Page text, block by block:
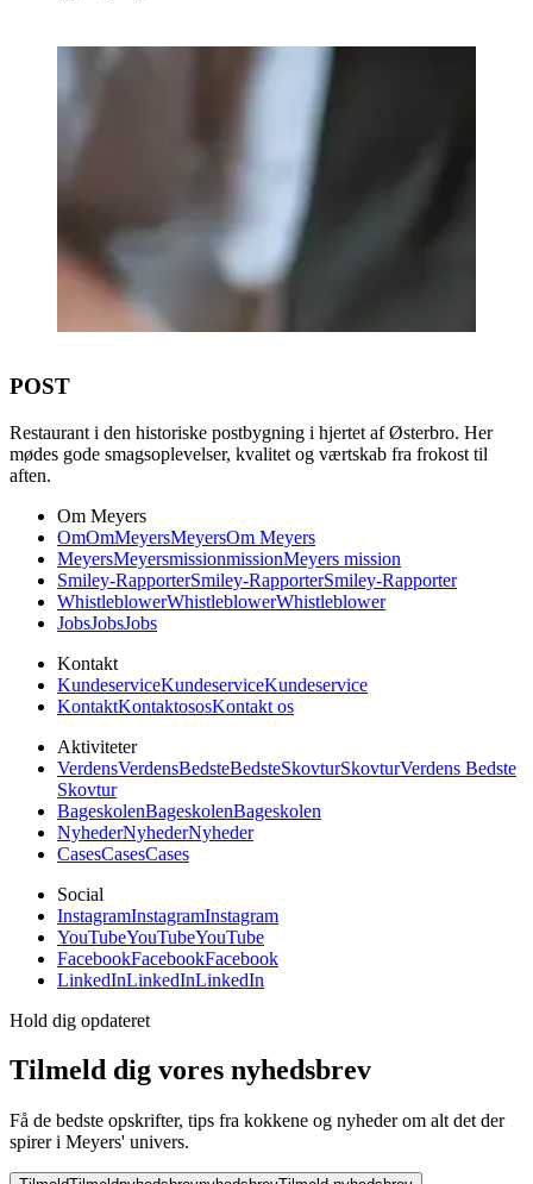
POST
Restaurant i den historiske postbygning i hjertet af Østerbro. Her
mødes gode smagsoplevelser, kvalitet og værtskab fra frokost til
aften.
Om Meyers
OmOmMeyersMeyersOm Meyers
MeyersMeyersmissionmissionMeyers mission
Smiley-RapporterSmiley-RapporterSmiley-Rapporter
WhistleblowerWhistleblowerWhistleblower
JobsJobsJobs
Kontakt
KundeserviceKundeserviceKundeservice
KontaktKontaktososKontakt os
Aktiviteter
VerdensVerdensBedsteBedsteSkovturSkovturVerdens Bedste
Skovtur
BageskolenBageskolenBageskolen
NyhederNyhederNyheder
CasesCasesCases
Social
InstagramInstagramInstagram
YouTubeYouTubeYouTube
FacebookFacebookFacebook
LinkedInLinkedInLinkedIn
Hold dig opdateret
Tilmeld dig vores nyhedsbrev
Få de bedste opskrifter, tips fra kokkene og nyheder om alt det der
spirer i Meyers' univers.